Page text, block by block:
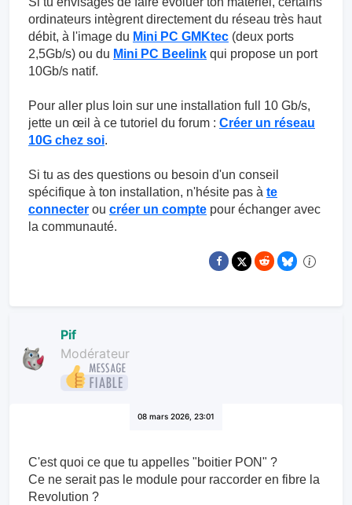
ordinateurs intègrent directement du réseau très haut
débit, à l'image du Mini PC GMKtec (deux ports
2,5Gb/s) ou du Mini PC Beelink qui propose un port
10Gb/s natif.
Pour aller plus loin sur une installation full 10 Gb/s,
jette un œil à ce tutoriel du forum : Créer un réseau
10G chez soi.
Si tu as des questions ou besoin d'un conseil
spécifique à ton installation, n'hésite pas à te
connecter ou créer un compte pour échanger avec
la communauté.
Pif
Modérateur
08 mars 2026, 23:01
C'est quoi ce que tu appelles "boitier PON" ?
Ce ne serait pas le module pour raccorder en fibre la
Revolution ?